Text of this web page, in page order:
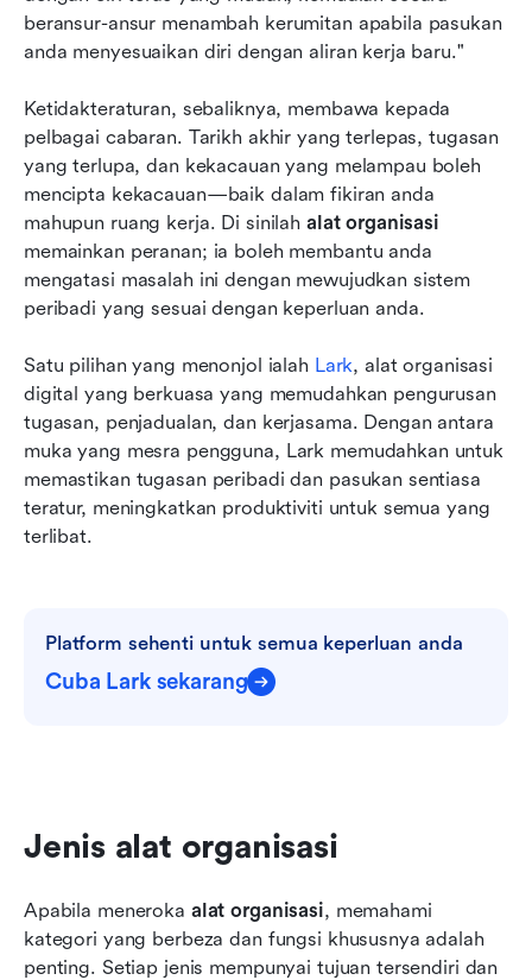
beransur-ansur menambah kerumitan apabila pasukan
anda menyesuaikan diri dengan aliran kerja baru."
Ketidakteraturan, sebaliknya, membawa kepada
pelbagai cabaran. Tarikh akhir yang terlepas, tugasan
yang terlupa, dan kekacauan yang melampau boleh
mencipta kekacauan—baik dalam fikiran anda
mahupun ruang kerja. Di sinilah alat organisasi
memainkan peranan; ia boleh membantu anda
mengatasi masalah ini dengan mewujudkan sistem
peribadi yang sesuai dengan keperluan anda.
Satu pilihan yang menonjol ialah Lark, alat organisasi
digital yang berkuasa yang memudahkan pengurusan
tugasan, penjadualan, dan kerjasama. Dengan antara
muka yang mesra pengguna, Lark memudahkan untuk
memastikan tugasan peribadi dan pasukan sentiasa
teratur, meningkatkan produktiviti untuk semua yang
terlibat.
Platform sehenti untuk semua keperluan anda
Cuba Lark sekarang
Jenis alat organisasi
Apabila meneroka alat organisasi, memahami
kategori yang berbeza dan fungsi khususnya adalah
penting. Setiap jenis mempunyai tujuan tersendiri dan